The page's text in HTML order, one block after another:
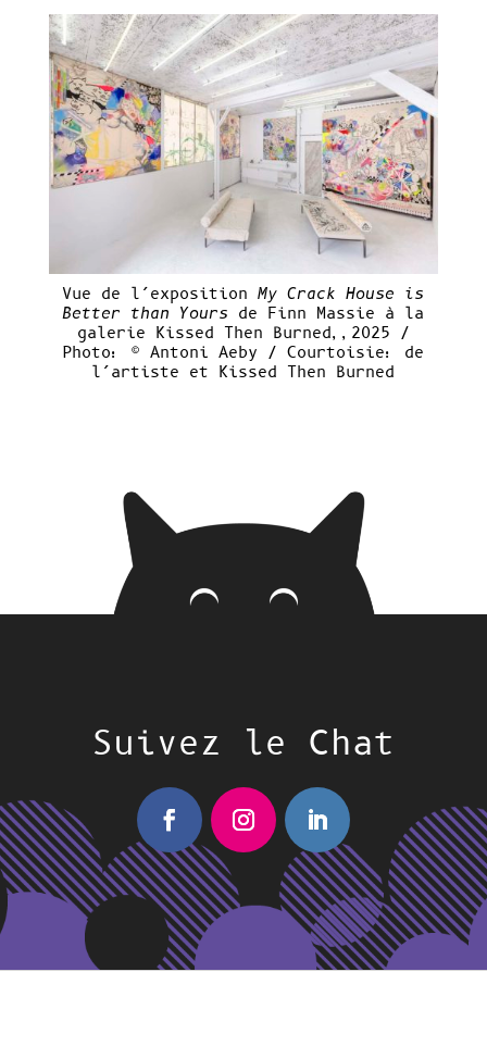
Vue de l’expositionMy Crack House is
Better than Yours de Finn Massie à la
galerie Kissed Then Burned,,2025 /
Photo: © Antoni Aeby / Courtoisie: de
l’artiste et Kissed Then Burned
Suivez le Chat